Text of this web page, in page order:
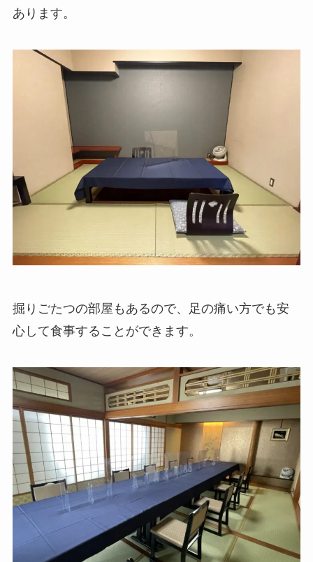
あります。
掘りごたつの部屋もあるので、足の痛い方でも安
心して食事することができます。